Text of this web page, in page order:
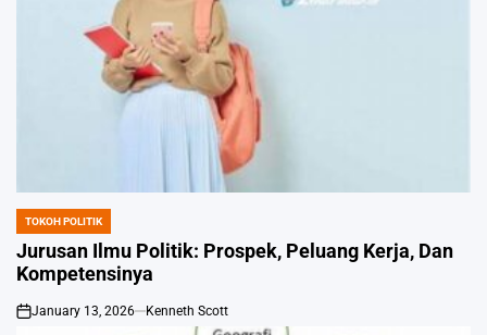
POSTED
IN
TOKOH POLITIK
Jurusan Ilmu Politik: Prospek, Peluang Kerja, Dan
Kompetensinya
on
January 13, 2026 Kenneth Scott